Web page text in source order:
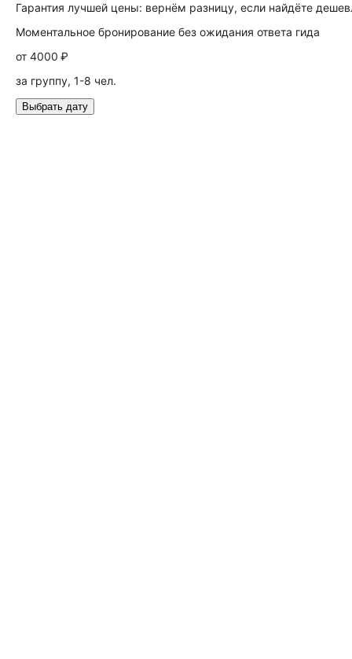
Гарантия лучшей цены: вернём разницу, если найдёте
Моментальное бронирование без ожидания ответа гида
от 4000 ₽
за группу, 1-8 чел.
Выбрать дату